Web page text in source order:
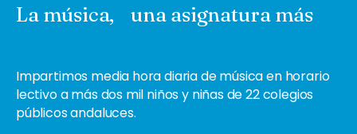
La música, una asignatura más
Impartimos media hora diaria de música en horario
lectivo a más dos mil niños y niñas de 22 colegios
públicos andaluces.